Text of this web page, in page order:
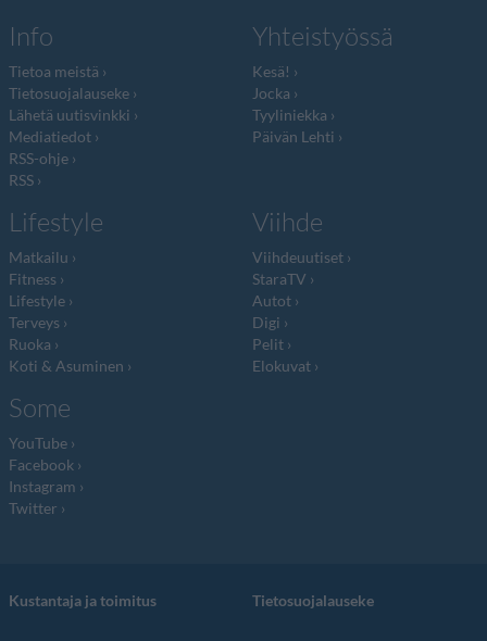
Info
Tietoa meistä
Tietosuojalauseke
Lähetä uutisvinkki
Mediatiedot
RSS-ohje
RSS
Yhteistyössä
Kesä!
Jocka
Tyyliniekka
Päivän Lehti
Lifestyle
Matkailu
Fitness
Lifestyle
Terveys
Ruoka
Koti & Asuminen
Viihde
Viihdeuutiset
StaraTV
Autot
Digi
Pelit
Elokuvat
Some
YouTube
Facebook
Instagram
Twitter
Kustantaja ja toimitus Tietosuojalauseke